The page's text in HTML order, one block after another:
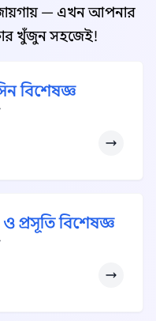
— এখন আপনার
খুঁজুন সহজেই!
বিশেষজ্ঞ
ও প্রসূতি বিশেষজ্ঞ